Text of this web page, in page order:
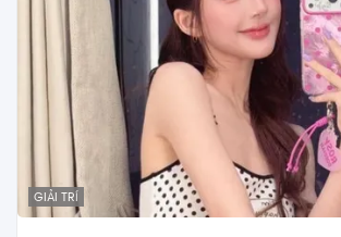
GIẢI TRÍ